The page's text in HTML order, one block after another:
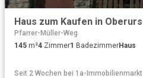
Pfarrer-Müller-Weg
145 m²4 Zimmer1 BadezimmerHaus
Seit 2 Wochen bei 1a-Immobilienmarkt